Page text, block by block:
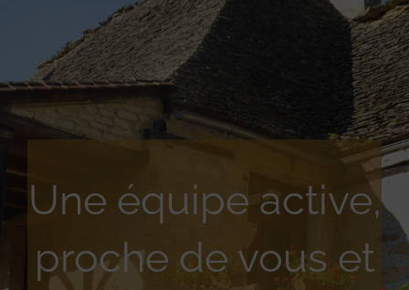
Une équipe active,
proche de vous et